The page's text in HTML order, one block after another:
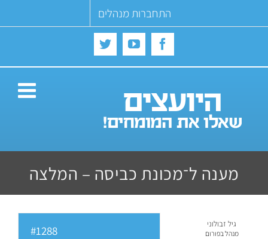
התחברות מנהלים
Facebook
YouTube
Twitter
מענה ל־מכונת כביסה – המלצה
גיל זבולוני
מנהל בפורום #1288